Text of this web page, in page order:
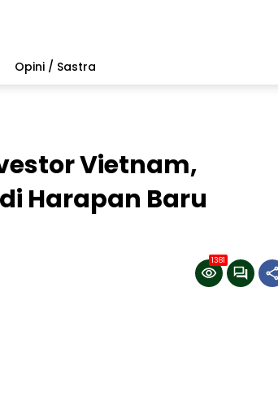
Opini / Sastra
Vietnam,
Harapan Baru
1381